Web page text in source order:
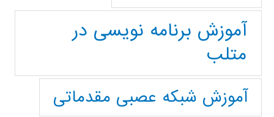
آموزش برنامه نویسی در
متلب
آموزش شبکه عصبی مقدماتی